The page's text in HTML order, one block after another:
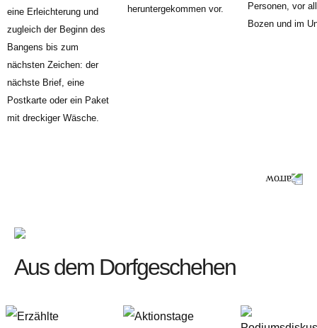
eine Erleichterung und
zugleich der Beginn des
Bangens bis zum
nächsten Zeichen: der
nächste Brief, eine
Postkarte oder ein Paket
mit dreckiger Wäsche.
heruntergekommen vor.
Personen, vor
Bozen und im
Aus dem Dorfgeschehen